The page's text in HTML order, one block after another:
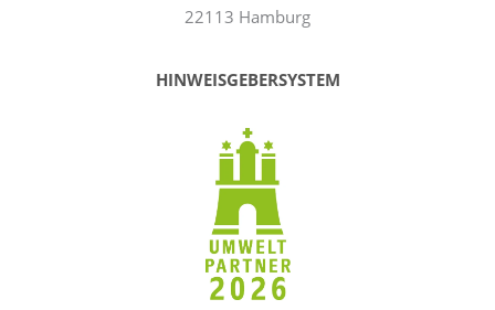
22113 Hamburg
HINWEISGEBERSYSTEM